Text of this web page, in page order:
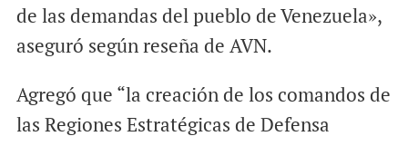
de las demandas del pueblo de Venezuela»,
aseguró según reseña de AVN.
Agregó que “la creación de los comandos de
las Regiones Estratégicas de Defensa